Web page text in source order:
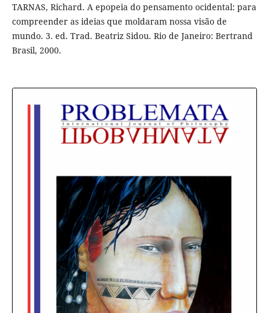
TARNAS, Richard. A epopeia do pensamento ocidental: para
compreender as ideias que moldaram nossa visão de
mundo. 3. ed. Trad. Beatriz Sidou. Rio de Janeiro: Bertrand
Brasil, 2000.